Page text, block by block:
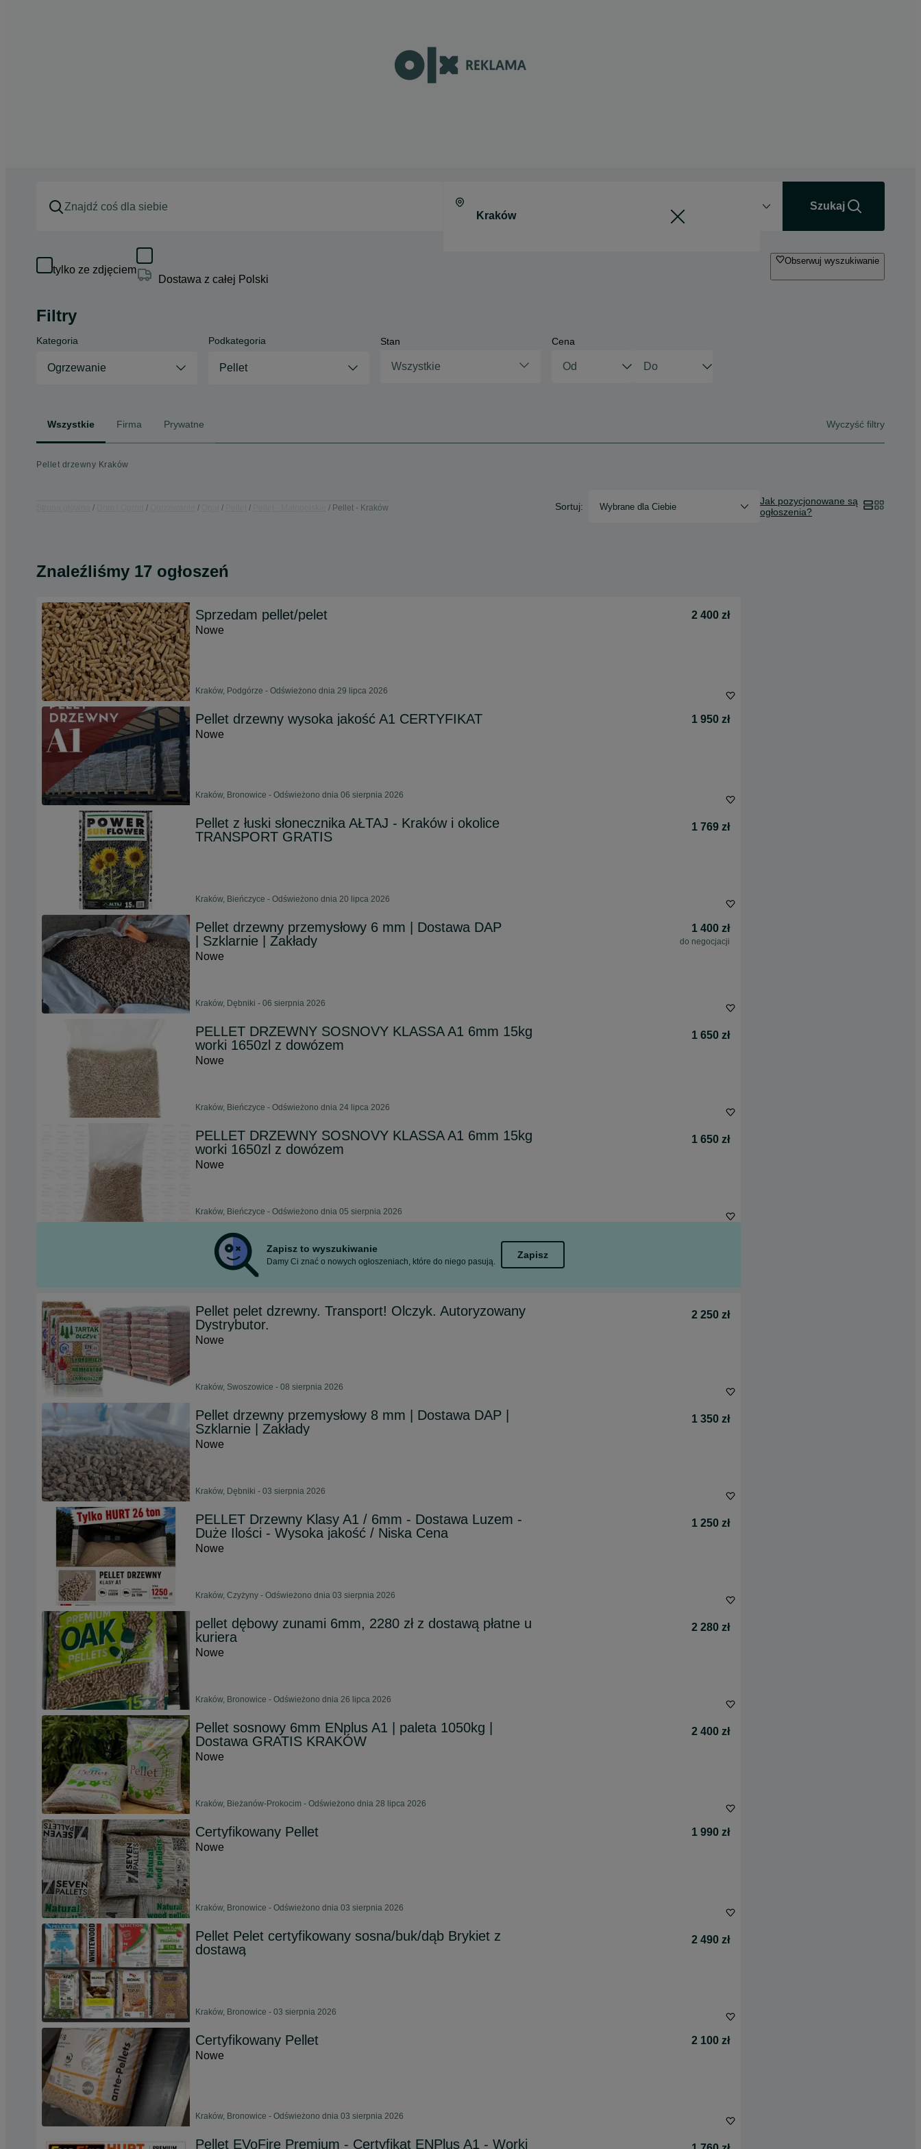
Szukaj
tylko ze zdjęciem
Dostawa z całej Polski
Obserwuj wyszukiwanie
Filtry
Kategoria
Ogrzewanie
Podkategoria
Pellet
Stan
Wszystkie
Cena
Wszystkie Firma Prywatne Wyczyść filtry
Pellet drzewny Kraków
Pellet - Kraków Sortuj: Wybrane dla Ciebie
Jak pozycjonowane są
ogłoszenia?
Znaleźliśmy 17 ogłoszeń
Sprzedam pellet/pelet
2 400 zł
Nowe
Kraków, Podgórze - Odświeżono dnia 29 lipca 2026
Pellet drzewny wysoka jakość A1 CERTYFIKAT
1 950 zł
Nowe
Kraków, Bronowice - Odświeżono dnia 06 sierpnia 2026
Pellet z łuski słonecznika AŁTAJ - Kraków i okolice
TRANSPORT GRATIS
1 769 zł
Kraków, Bieńczyce - Odświeżono dnia 20 lipca 2026
Pellet drzewny przemysłowy 6 mm | Dostawa DAP
| Szklarnie | Zakłady
1 400 zł
do negocjacji
Nowe
Kraków, Dębniki - 06 sierpnia 2026
PELLET DRZEWNY SOSNOVY KLASSA A1 6mm 15kg
worki 1650zl z dowózem
1 650 zł
Nowe
Kraków, Bieńczyce - Odświeżono dnia 24 lipca 2026
PELLET DRZEWNY SOSNOVY KLASSA A1 6mm 15kg
worki 1650zl z dowózem
1 650 zł
Nowe
Kraków, Bieńczyce - Odświeżono dnia 05 sierpnia 2026
Zapisz to wyszukiwanie
Damy Ci znać o nowych ogłoszeniach, które do niego pasują.
Zapisz
Pellet pelet dzrewny. Transport! Olczyk. Autoryzowany
Dystrybutor.
2 250 zł
Nowe
Kraków, Swoszowice - 08 sierpnia 2026
Pellet drzewny przemysłowy 8 mm | Dostawa DAP |
Szklarnie | Zakłady
1 350 zł
Nowe
Kraków, Dębniki - 03 sierpnia 2026
PELLET Drzewny Klasy A1 / 6mm - Dostawa Luzem -
Duże Ilości - Wysoka jakość / Niska Cena
1 250 zł
Nowe
Kraków, Czyżyny - Odświeżono dnia 03 sierpnia 2026
pellet dębowy zunami 6mm, 2280 zł z dostawą płatne u
kuriera
2 280 zł
Nowe
Kraków, Bronowice - Odświeżono dnia 26 lipca 2026
Pellet sosnowy 6mm ENplus A1 | paleta 1050kg |
Dostawa GRATIS KRAKÓW
2 400 zł
Nowe
Kraków, Bieżanów-Prokocim - Odświeżono dnia 28 lipca 2026
Certyfikowany Pellet
1 990 zł
Nowe
Kraków, Bronowice - Odświeżono dnia 03 sierpnia 2026
Pellet Pelet certyfikowany sosna/buk/dąb Brykiet z
dostawą
2 490 zł
Kraków, Bronowice - 03 sierpnia 2026
Certyfikowany Pellet
2 100 zł
Nowe
Kraków, Bronowice - Odświeżono dnia 03 sierpnia 2026
Pellet EVoFire Premium - Certyfikat ENPlus A1 - Worki